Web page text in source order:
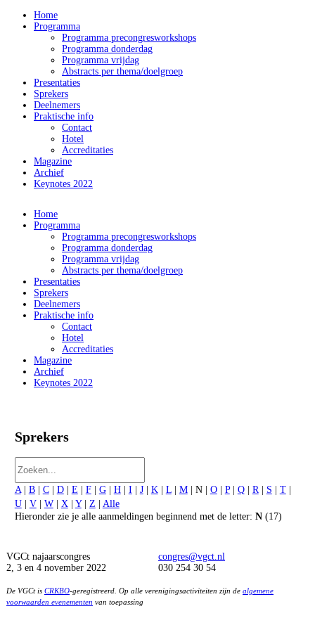
Home
Programma
Programma precongresworkshops
Programma donderdag
Programma vrijdag
Abstracts per thema/doelgroep
Presentaties
Sprekers
Deelnemers
Praktische info
Contact
Hotel
Accreditaties
Magazine
Archief
Keynotes 2022
Home
Programma
Programma precongresworkshops
Programma donderdag
Programma vrijdag
Abstracts per thema/doelgroep
Presentaties
Sprekers
Deelnemers
Praktische info
Contact
Hotel
Accreditaties
Magazine
Archief
Keynotes 2022
Sprekers
A| B| C| D| E F| G| H| I J| K| L| M| N | O| P| Q| R| S T|
U| V| W| X| Y| Z
Alle
Hieronder zie je alle aanmeldingen beginnend met de letter: N(17)
VGCt najaarscongres
2, 3 en 4 november 2022
congres@vgct.nl
030 254 30 54
De VGCt is CRKBO-geregistreerd. Op alle verenigingsactiviteiten zijn de algemene
voorwaarden evenementen van toepassing